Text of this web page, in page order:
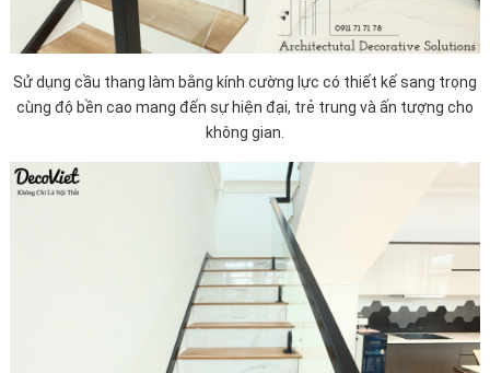
Sử dụng cầu thang làm bằng kính cường lực có thiết kế sang trọng
cùng độ bền cao mang đến sự hiện đại, trẻ trung và ấn tượng cho
không gian.